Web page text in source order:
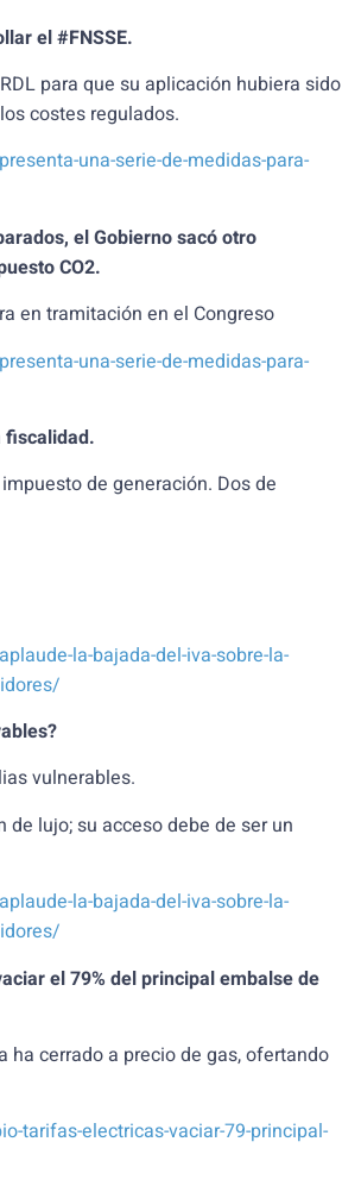
el #FNSSE.
para que su aplicación hubiera sido
costes regulados.
una-serie-de-medidas-para-
el Gobierno sacó otro
CO2.
en tramitación en el Congreso
una-serie-de-medidas-para-
fiscalidad.
de generación. Dos de
la-bajada-del-iva-sobre-la-
vulnerables.
lujo; su acceso debe de ser un
la-bajada-del-iva-sobre-la-
el 79% del principal embalse de
ha cerrado a precio de gas, ofertando
tarifas-electricas-vaciar-79-principal-